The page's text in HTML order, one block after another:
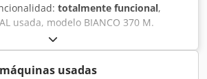
totalmente funcional,
usada, modelo BIANCO 370 M.
Cjdpszhuptefx Ap Ijrf
usadas